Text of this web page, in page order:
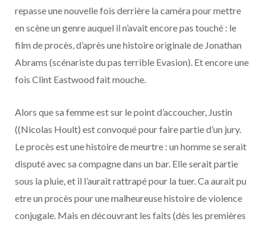
repasse une nouvelle fois derrière la caméra pour mettre
en scène un genre auquel il n’avait encore pas touché : le
film de procès, d’après une histoire originale de Jonathan
Abrams (scénariste du pas terrible Evasion). Et encore une
fois Clint Eastwood fait mouche.
Alors que sa femme est sur le point d’accoucher, Justin
((Nicolas Hoult) est convoqué pour faire partie d’un jury.
Le procès est une histoire de meurtre : un homme se serait
disputé avec sa compagne dans un bar. Elle serait partie
sous la pluie, et il l’aurait rattrapé pour la tuer. Ca aurait pu
etre un procès pour une malheureuse histoire de violence
conjugale. Mais en découvrant les faits (dès les premières